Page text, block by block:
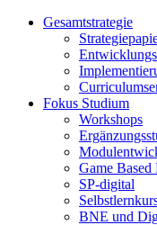
Gesamtstrategie
Fokus Studium
Workshops
Game
SP-digital
BNE und